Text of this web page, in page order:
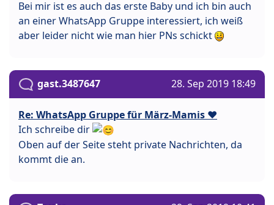
Bei mir ist es auch das erste Baby und ich bin auch
an einer WhatsApp Gruppe interessiert, ich weiß
aber leider nicht wie man hier PNs schickt
gast.3487647 28. Sep 2019 18:49
Re: WhatsApp Gruppe für März-Mamis ❤️
Ich schreibe dir
Oben auf der Seite steht private Nachrichten, da
kommt die an.